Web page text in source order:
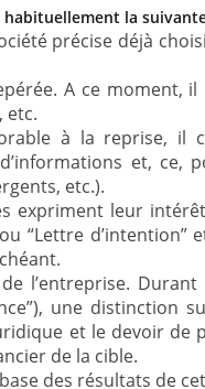
habituellement la
précise déjà
A ce moment,
etc.
à la reprise, il
et, ce,
etc.).
expriment leur
“Lettre
l’entreprise.
une distinction
et le devoir de
de la cible.
des résultats de